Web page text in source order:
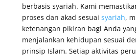
berbasis syariah. Kami
proses dan akad sesuai syariah,
ketenangan pikiran bagi Anda
menjalankan kehidupan sesuai
prinsip Islam. Setiap aktivitas